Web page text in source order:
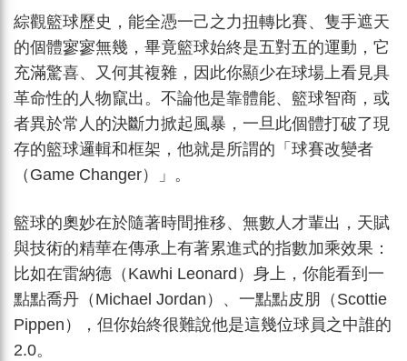
綜觀籃球歷史，能全憑一己之力扭轉比賽、隻手遮天
的個體寥寥無幾，畢竟籃球始終是五對五的運動，它
充滿驚喜、又何其複雜，因此你顯少在球場上看見具
革命性的人物竄出。不論他是靠體能、籃球智商，或
者異於常人的決斷力掀起風暴，一旦此個體打破了現
存的籃球邏輯和框架，他就是所謂的「球賽改變者
（Game Changer）」。
籃球的奧妙在於隨著時間推移、無數人才輩出，天賦
與技術的精華在傳承上有著累進式的指數加乘效果：
比如在雷納德（Kawhi Leonard）身上，你能看到一
點點喬丹（Michael Jordan）、一點點皮朋（Scottie
Pippen），但你始終很難說他是這幾位球員之中誰的
2.0。